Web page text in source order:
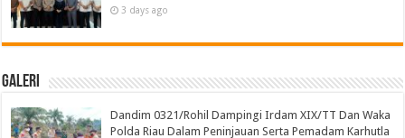
3 days ago
Galeri
Dandim 0321/Rohil Dampingi Irdam XIX/TT Dan Waka
Polda Riau Dalam Peninjauan Serta Pemadam Karhutla